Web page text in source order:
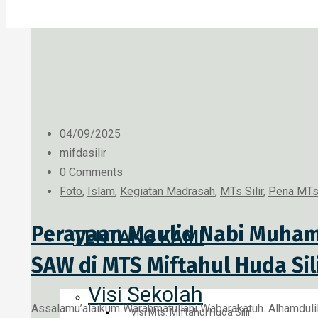
TENTANG KAMI
Visi Sekolah
Visi Mts. Miftahul Huda Silir
04/09/2025
mifdasilir
0 Comments
Foto, Islam, Kegiatan Madrasah, MTs Silir, Pena
Perayaan Maulid Nabi
SAW di MTS Miftahul Huda
Assalamu’alaikum Warahmatullahi Wabarakatuh.